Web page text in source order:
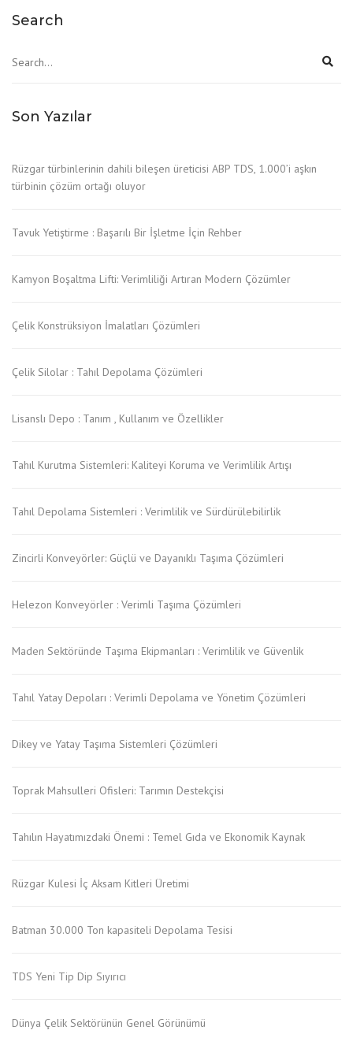
Search
Son Yazılar
Rüzgar türbinlerinin dahili bileşen üreticisi ABP TDS, 1.000’i aşkın
türbinin çözüm ortağı oluyor
Tavuk Yetiştirme : Başarılı Bir İşletme İçin Rehber
Kamyon Boşaltma Lifti: Verimliliği Artıran Modern Çözümler
Çelik Konstrüksiyon İmalatları Çözümleri
Çelik Silolar : Tahıl Depolama Çözümleri
Lisanslı Depo : Tanım , Kullanım ve Özellikler
Tahıl Kurutma Sistemleri: Kaliteyi Koruma ve Verimlilik Artışı
Tahıl Depolama Sistemleri : Verimlilik ve Sürdürülebilirlik
Zincirli Konveyörler: Güçlü ve Dayanıklı Taşıma Çözümleri
Helezon Konveyörler : Verimli Taşıma Çözümleri
Maden Sektöründe Taşıma Ekipmanları : Verimlilik ve Güvenlik
Tahıl Yatay Depoları : Verimli Depolama ve Yönetim Çözümleri
Dikey ve Yatay Taşıma Sistemleri Çözümleri
Toprak Mahsulleri Ofisleri: Tarımın Destekçisi
Tahılın Hayatımızdaki Önemi : Temel Gıda ve Ekonomik Kaynak
Rüzgar Kulesi İç Aksam Kitleri Üretimi
Batman 30.000 Ton kapasiteli Depolama Tesisi
TDS Yeni Tip Dip Sıyırıcı
Dünya Çelik Sektörünün Genel Görünümü